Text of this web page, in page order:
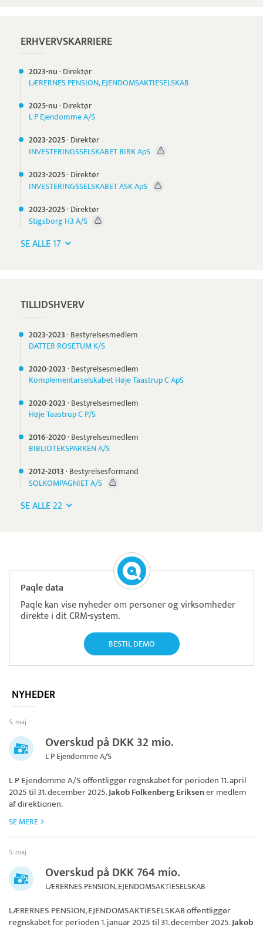
ERHVERVSKARRIERE
2023-nu· Direktør
LÆRERNES PENSION, EJENDOMSAKTIESELSKAB
2025-nu· Direktør
L P Ejendomme A/S
2023-2025· Direktør
INVESTERINGSSELSKABET BIRK ApS
2023-2025· Direktør
INVESTERINGSSELSKABET ASK ApS
2023-2025· Direktør
Stigsborg H3 A/S
SE ALLE 17
TILLIDSHVERV
2023-2023· Bestyrelsesmedlem
DATTER ROSETUM K/S
2020-2023· Bestyrelsesmedlem
Komplementarselskabet Høje Taastrup C ApS
2020-2023· Bestyrelsesmedlem
Høje Taastrup C P/S
2016-2020· Bestyrelsesmedlem
BIBLIOTEKSPARKEN A/S
2012-2013· Bestyrelsesformand
SOLKOMPAGNIET A/S
SE ALLE 22
Paqle data
Paqle kan vise nyheder om personer og virksomheder
direkte i dit CRM-system.
BESTIL DEMO
NYHEDER
5. maj
Overskud på DKK 32 mio.
L P Ejendomme A/S
L P Ejendomme A/Soffentliggør regnskabet for perioden 11. april
2025 til 31. december 2025.Jakob Folkenberg Eriksener medlem
af direktionen.
SE MERE
5. maj
Overskud på DKK 764 mio.
LÆRERNES PENSION, EJENDOMSAKTIESELSKAB
LÆRERNES PENSION, EJENDOMSAKTIESELSKABoffentliggør
regnskabet for perioden 1. januar 2025 til 31. december 2025.Jakob